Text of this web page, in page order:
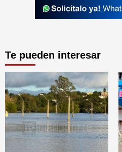
Te pueden interesar